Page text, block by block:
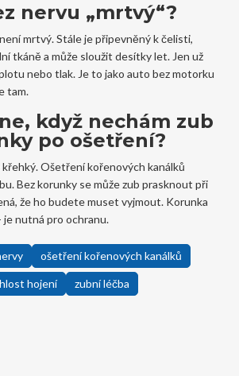
nervu „mrtvý“?
mrtvý. Stále je připevněný k čelisti,
tkáně a může sloužit desítky let. Jen už
nebo tlak. Je to jako auto bez motorku
tam.
když nechám zub
po ošetření?
Ošetření kořenových kanálků
Bez korunky se může zub prasknout při
že ho budete muset vyjmout. Korunka
nutná pro ochranu.
ošetření kořenových kanálků
hojení zubní léčba